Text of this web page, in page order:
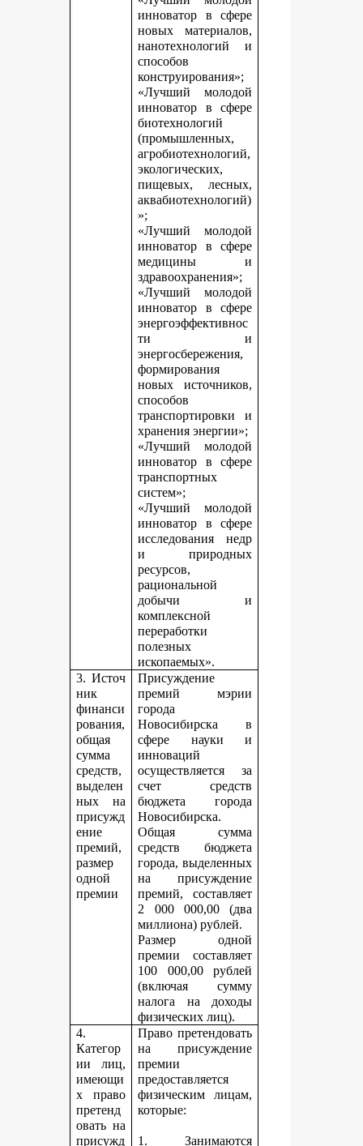
инноватор в сфере
новых материалов,
нанотехнологий и
способов
конструирования»;
«Лучший молодой
инноватор в сфере
биотехнологий
(промышленных,
агробиотехнологий,
экологических,
пищевых, лесных,
аквабиотехнологий)
»;
«Лучший молодой
инноватор в сфере
медицины и
здравоохранения»;
«Лучший молодой
инноватор в сфере
энергоэффективнос
ти и
энергосбережения,
формирования
новых источников,
способов
транспортировки и
хранения энергии»;
«Лучший молодой
инноватор в сфере
транспортных
систем»;
«Лучший молодой
инноватор в сфере
исследования недр
и природных
ресурсов,
рациональной
добычи и
комплексной
переработки
полезных
ископаемых».
3. Источ
ник
финанси
рования,
общая
сумма
средств,
выделен
ных на
присужд
ение
премий,
размер
одной
премии
Присуждение
премий мэрии
города
Новосибирска в
сфере науки и
инноваций
осуществляется за
счет средств
бюджета города
Новосибирска.
Общая сумма
средств бюджета
города, выделенных
на присуждение
премий, составляет
2 000 000,00 (два
миллиона) рублей.
Размер одной
премии составляет
100 000,00 рублей
(включая сумму
налога на доходы
физических лиц).
4.
Категор
ии лиц,
имеющи
х право
претенд
овать на
присужд
Право претендовать
на присуждение
премии
предоставляется
физическим лицам,
которые:
1. Занимаются